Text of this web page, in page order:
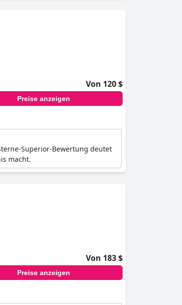
Von 120 $
Preise anzeigen
Superior-Bewertung deutet
macht.
Von 183 $
Preise anzeigen